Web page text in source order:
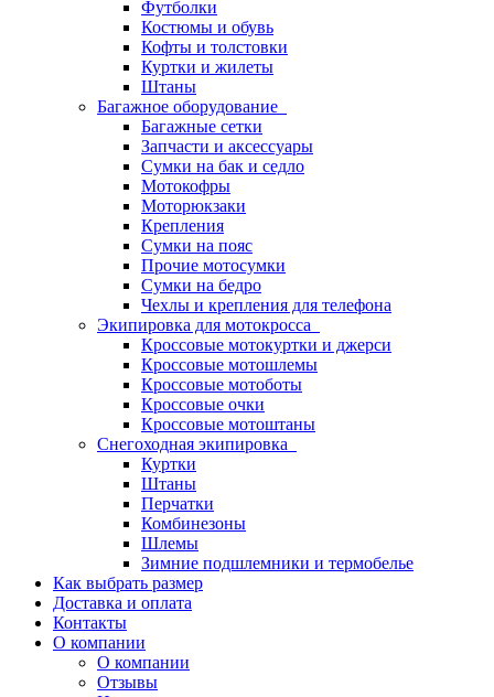
Футболки
Костюмы и обувь
Кофты и толстовки
Куртки и жилеты
Штаны
Багажное оборудование
Багажные сетки
Запчасти и аксессуары
Сумки на бак и седло
Мотокофры
Моторюкзаки
Крепления
Сумки на пояс
Прочие мотосумки
Сумки на бедро
Чехлы и крепления для телефона
Экипировка для мотокросса
Кроссовые мотокуртки и джерси
Кроссовые мотошлемы
Кроссовые мотоботы
Кроссовые очки
Кроссовые мотоштаны
Снегоходная экипировка
Куртки
Штаны
Перчатки
Комбинезоны
Шлемы
Зимние подшлемники и термобелье
Как выбрать размер
Доставка и оплата
Контакты
О компании
О компании
Отзывы